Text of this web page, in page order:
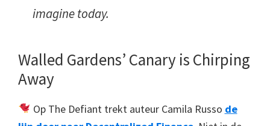
imagine today.
Walled Gardens’ Canary is Chirping
Away
Op The Defiant trekt auteur Camila Russo de